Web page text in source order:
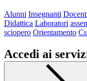
Alunni Insegnanti
Didattica Laboratori
sciopero Orientamento
Accedi ai